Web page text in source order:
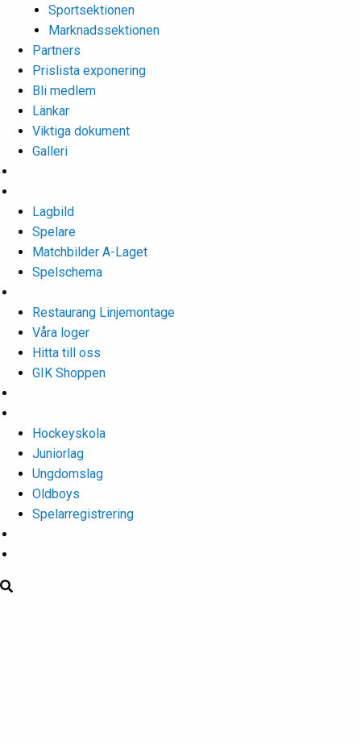
Sportsektionen
Marknadssektionen
Partners
Prislista exponering
Bli medlem
Länkar
Viktiga dokument
Galleri
Lagbild
Spelare
Matchbilder A-Laget
Spelschema
Restaurang Linjemontage
Våra loger
Hitta till oss
GIK Shoppen
Hockeyskola
Juniorlag
Ungdomslag
Oldboys
Spelarregistrering